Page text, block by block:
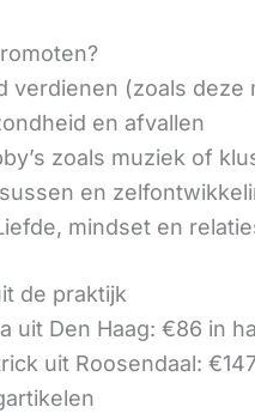
verdienen (zoals deze
en afvallen
zoals muziek of
en
mindset en
de praktijk
uit Den Haag: €86 in
uit Roosendaal: